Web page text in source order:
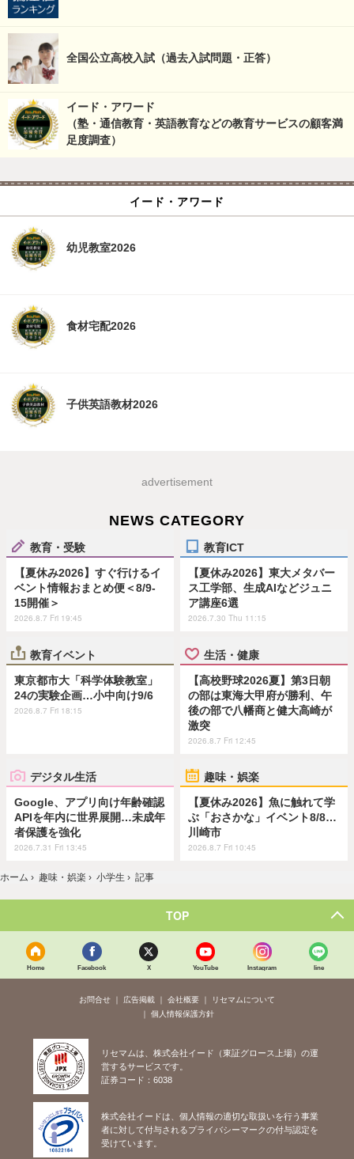
全国公立高校入試（過去入試問題・正答）
イード・アワード
（塾・通信教育・英語教育などの教育サービスの顧客満
足度調査）
イード・アワード
幼児教室2026
食材宅配2026
子供英語教材2026
advertisement
NEWS CATEGORY
教育・受験
【夏休み2026】すぐ行けるイ
ベント情報おまとめ便＜8/9-
15開催＞
2026.8.7 Fri 19:45
教育ICT
【夏休み2026】東大メタバー
ス工学部、生成AIなどジュニ
ア講座6選
2026.7.30 Thu 11:15
教育イベント
東京都市大「科学体験教室」
24の実験企画…小中向け9/6
2026.8.7 Fri 18:15
生活・健康
【高校野球2026夏】第3日朝
の部は東海大甲府が勝利、午
後の部で八幡商と健大高崎が
激突
2026.8.7 Fri 12:45
デジタル生活
Google、アプリ向け年齢確認
APIを年内に世界展開…未成年
者保護を強化
2026.7.31 Fri 13:45
趣味・娯楽
【夏休み2026】魚に触れて学
ぶ「おさかな」イベント8/8…
川崎市
2026.8.7 Fri 10:45
ホーム › 趣味・娯楽 › 小学生 › 記事
TOP
Home Facebook X YouTube Instagram line
お問合せ 広告掲載 会社概要
リセマムについて
個人情報保護方針
リセマムは、株式会社イード（東証グロース上場）の運
営するサービスです。
証券コード：6038
株式会社イードは、個人情報の適切な取扱いを行う事業
者に対して付与されるプライバシーマークの付与認定を
受けています。